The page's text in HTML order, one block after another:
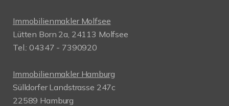
Immobilienmakler Molfsee
Lütten Born 2a, 24113 Molfsee
Tel.: 04347 - 7390920
Immobilienmakler Hamburg
Sülldorfer Landstrasse 247c
22589 Hamburg